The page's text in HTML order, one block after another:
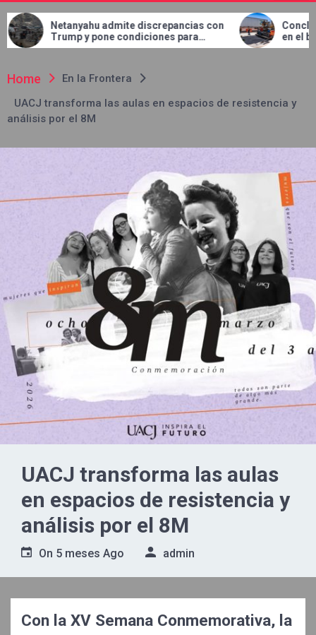
admite discrepancias con
condiciones para
de Gaza
Concluye JMAS trabajos de
en el bulevar Talamás
Home
En la Frontera
UACJ transforma las aulas en espacios de resistencia y
análisis por el 8M
UACJ transforma las aulas
en espacios de resistencia y
análisis por el 8M
On 5 meses Ago admin
Con la XV Semana Conmemorativa, la